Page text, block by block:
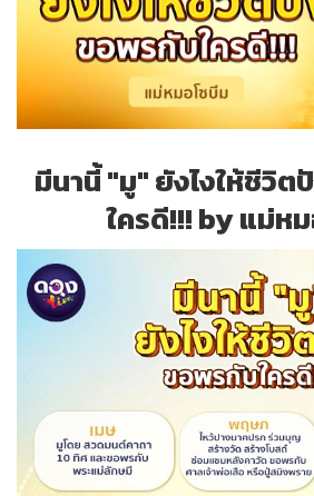
มีนานี้ "มู" ยังไงให้ชีวิต
ใครดี!!! by แม่ห